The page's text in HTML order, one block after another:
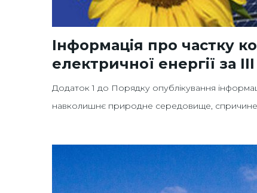
Інформація про частку
електричної енергії за
Додаток 1 до Порядку опублікування
навколишнє природне середовище,